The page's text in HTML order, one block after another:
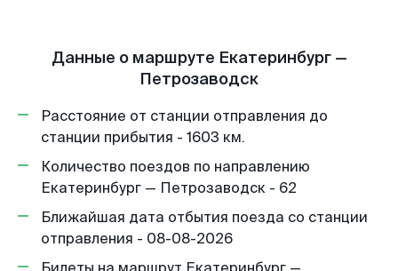
Данные о маршруте Екатеринбург —
Петрозаводск
Расстояние от станции отправления до
станции прибытия - 1603 км.
Количество поездов по направлению
Екатеринбург — Петрозаводск - 62
Ближайшая дата отбытия поезда со станции
отправления - 08-08-2026